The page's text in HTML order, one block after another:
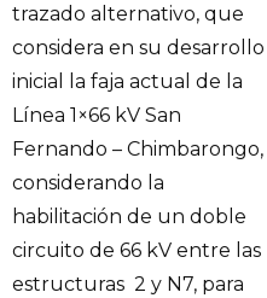
trazado alternativo, que
considera en su desarrollo
inicial la faja actual de la
Línea 1×66 kV San
Fernando – Chimbarongo,
considerando la
habilitación de un doble
circuito de 66 kV entre las
estructuras 2 y N7, para